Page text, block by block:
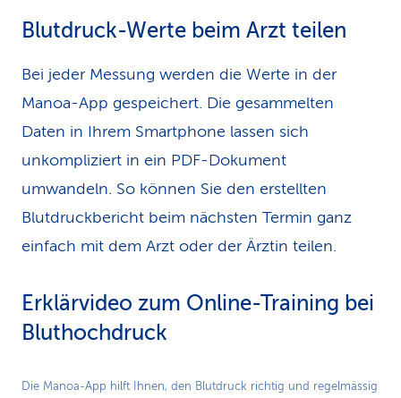
Blutdruck-Werte beim Arzt teilen
Bei jeder Messung werden die Werte in der
Manoa-App gespeichert. Die gesammelten
Daten in Ihrem Smartphone lassen sich
unkompliziert in ein PDF-Dokument
umwandeln. So können Sie den erstellten
Blutdruckbericht beim nächsten Termin ganz
einfach mit dem Arzt oder der Ärztin teilen.
Erklärvideo zum Online-Training bei
Bluthochdruck
Play
Die Manoa-App hilft Ihnen, den Blutdruck richtig und regelmässig